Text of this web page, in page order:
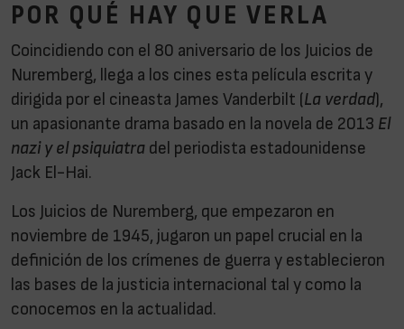
POR QUÉ HAY QUE VERLA
Coincidiendo con el 80 aniversario de los Juicios de
Nuremberg, llega a los cines esta película escrita y
dirigida por el cineasta James Vanderbilt ( La verdad ),
un apasionante drama basado en la novela de 2013 El
nazi y el psiquiatra del periodista estadounidense
Jack El-Hai.
Los Juicios de Nuremberg, que empezaron en
noviembre de 1945, jugaron un papel crucial en la
definición de los crímenes de guerra y establecieron
las bases de la justicia internacional tal y como la
conocemos en la actualidad.